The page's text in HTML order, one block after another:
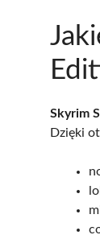
Skyrim
Dzięki